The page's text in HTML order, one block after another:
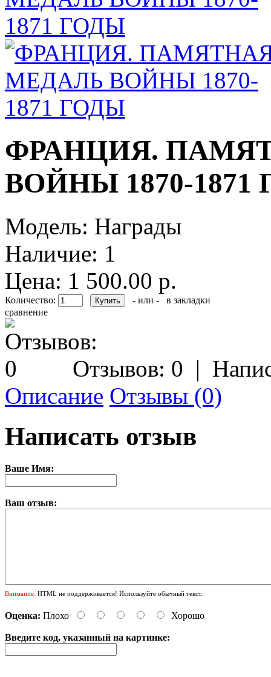
ФРАНЦИЯ.
ВОЙНЫ 1870-1871
Модель: Награды
Наличие: 1
Цена: 1 500.00 р.
Количество: - или -
в закладки
сравнение
Отзывов: 0 |
Описание Отзывы (0)
Написать отзыв
Ваше Имя:
Ваш отзыв:
Внимание: HTML не поддерживается! Используйте обычный текст.
Оценка: Плохо Хорошо
Введите код, указанный на картинке: